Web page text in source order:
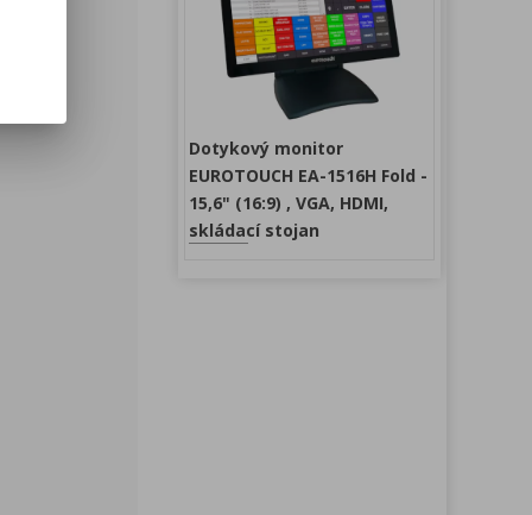
Dotykový monitor
EUROTOUCH EA-1516H Fold -
15,6" (16:9) , VGA, HDMI,
skládací stojan